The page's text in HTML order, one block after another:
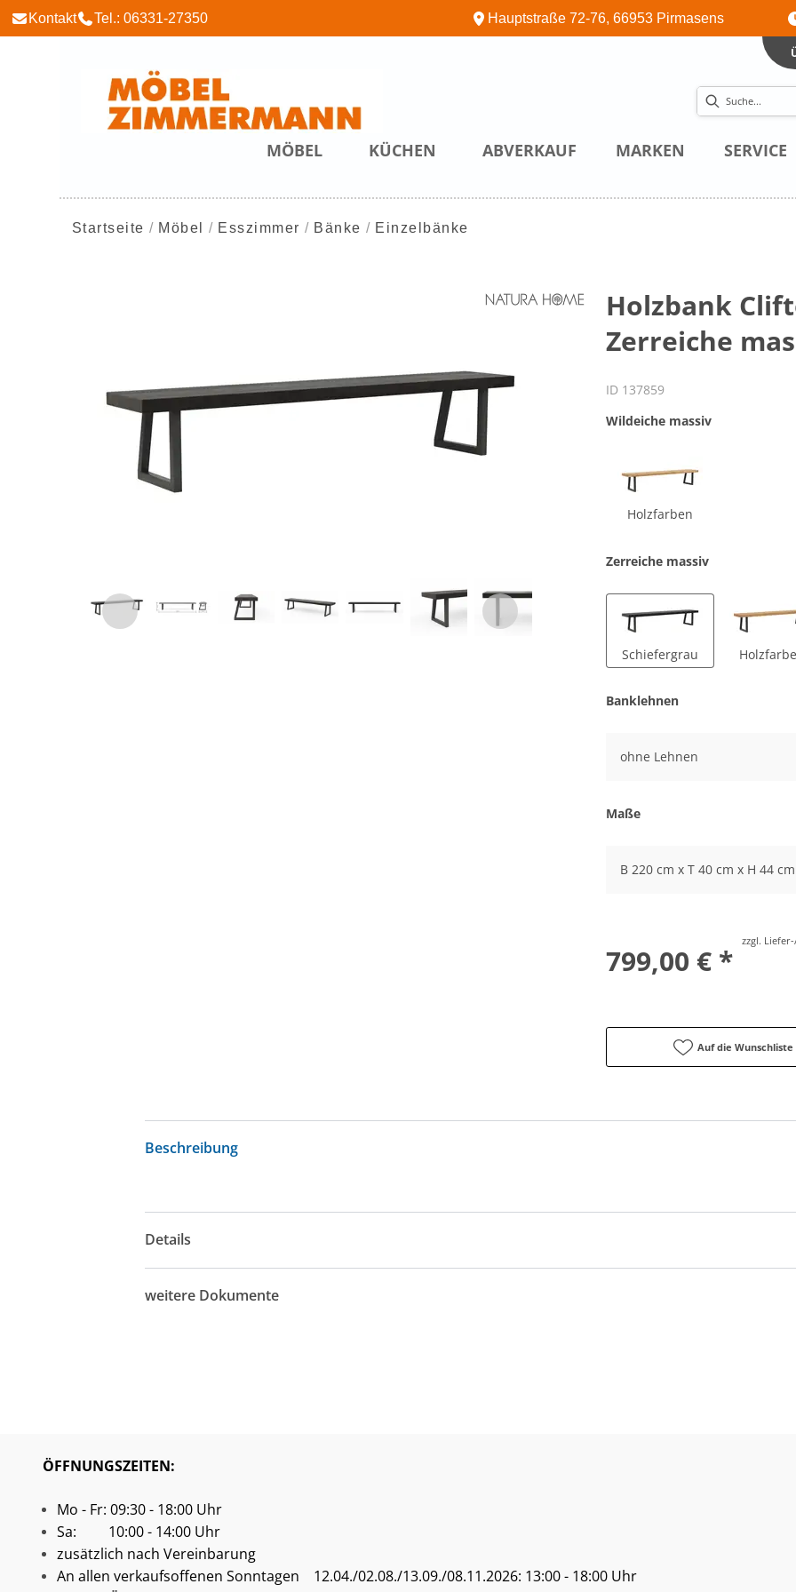
Kontakt Tel.: 06331-27350 Hauptstraße 72-76, 66953 Pirmasens
MÖBEL KÜCHEN ABVERKAUF MARKEN SERVICE
Startseite Möbel Esszimmer Bänke Einzelbänke
Holzbank
Zerreiche
ID 137859
Wildeiche massiv
Holzfarben
Zerreiche massiv
Schiefergrau
Banklehnen
ohne Lehnen
Maße
B 220 cm x T 40 cm x H 44 cm
799,00 € *
zzgl.
Auf die Wunschliste
Beschreibung
Details
weitere Dokumente
ÖFFNUNGSZEITEN:
Mo - Fr: 09:30 - 18:00 Uhr
Sa: 10:00 - 14:00 Uhr
zusätzlich nach Vereinbarung
An allen verkaufsoffenen Sonntagen
12.04./02.08./13.09./08.11.2026: 13:00 - 18:00 Uhr